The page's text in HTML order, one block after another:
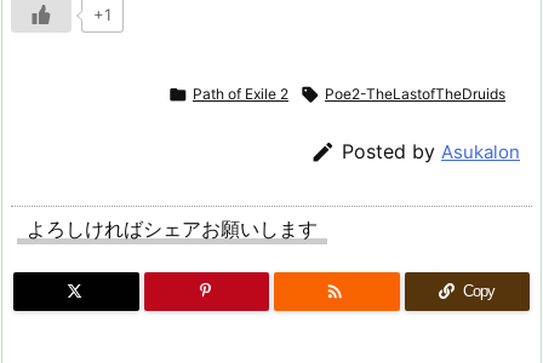
+1
 Path of Exile 2  Poe2-TheLastofTheDruids
 Posted by Asukalon
よろしければシェアお願いします
 Copy